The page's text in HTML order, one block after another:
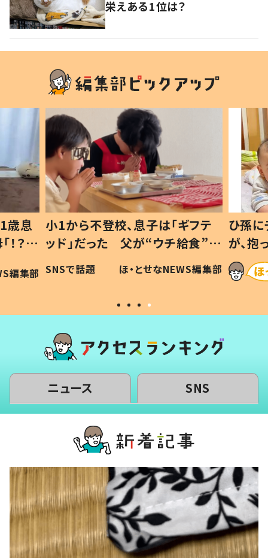
栄えある1位は？
歳息
？」
編集部
小1から不登校、息子は「ギフテ
ッド」だった 父が“ウチ給食”を
作り続ける理由とは #令和の親
#令和の子
SNSで話題 ほ・とせなNEWS編集部
ひ孫
が、
「涙が
い」
ニュース SNS